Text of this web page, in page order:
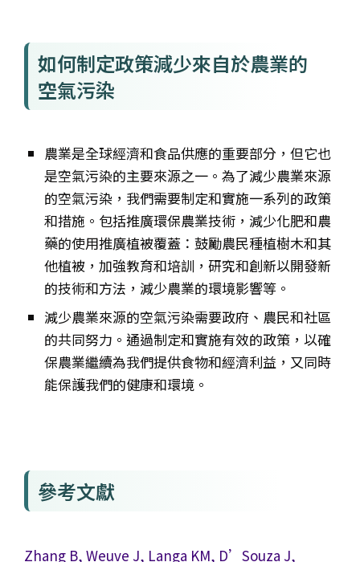
如何制定政策減少來自於農業的
空氣污染
農業是全球經濟和食品供應的重要部分，但它也
是空氣污染的主要來源之一。為了減少農業來源
的空氣污染，我們需要制定和實施一系列的政策
和措施。包括推廣環保農業技術，減少化肥和農
藥的使用推廣植被覆蓋：鼓勵農民種植樹木和其
他植被，加強教育和培訓，研究和創新以開發新
的技術和方法，減少農業的環境影響等。
減少農業來源的空氣污染需要政府、農民和社區
的共同努力。通過制定和實施有效的政策，以確
保農業繼續為我們提供食物和經濟利益，又同時
能保護我們的健康和環境。
參考文獻
Zhang B, Weuve J, Langa KM, D’Souza J,